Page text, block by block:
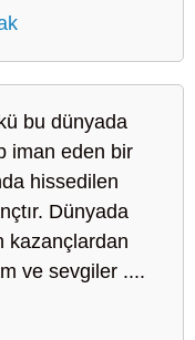
bu dünyada
iman eden bir
hissedilen
Dünyada
kazançlardan
ve sevgiler ....